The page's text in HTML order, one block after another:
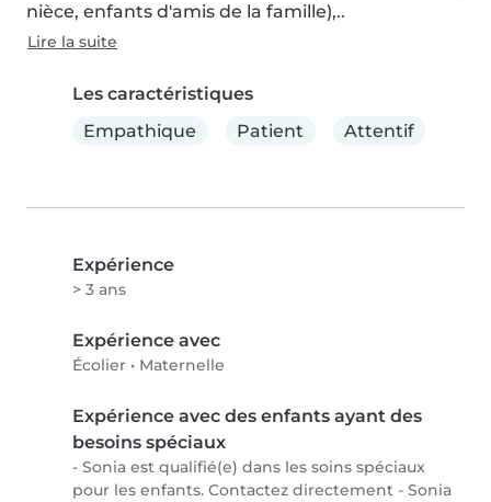
nièce, enfants d'amis de la famille),..
Lire la suite
Les caractéristiques
Empathique
Patient Attentif
Expérience
> 3 ans
Expérience avec
Écolier • Maternelle
Expérience avec des enfants ayant des
besoins spéciaux
- Sonia est qualifié(e) dans les soins spéciaux
pour les enfants. Contactez directement - Sonia